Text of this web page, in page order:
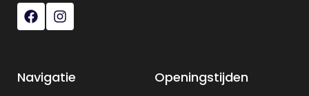
Navigatie Openingstijden